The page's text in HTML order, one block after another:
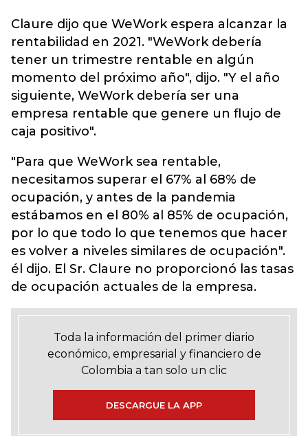
Claure dijo que WeWork espera alcanzar la
rentabilidad en 2021. "WeWork debería
tener un trimestre rentable en algún
momento del próximo año", dijo. "Y el año
siguiente, WeWork debería ser una
empresa rentable que genere un flujo de
caja positivo".
"Para que WeWork sea rentable,
necesitamos superar el 67% al 68% de
ocupación, y antes de la pandemia
estábamos en el 80% al 85% de ocupación,
por lo que todo lo que tenemos que hacer
es volver a niveles similares de ocupación".
él dijo. El Sr. Claure no proporcionó las tasas
de ocupación actuales de la empresa.
Toda la información del primer diario
económico, empresarial y financiero de
Colombia a tan solo un clic
DESCARGUE LA APP